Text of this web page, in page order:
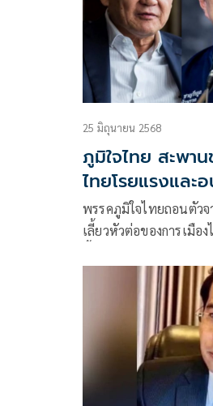
25 มิถุนายน 2568
ภูมิใจไทย สะพา
ไทยโรยแรงและ
พรรคภูมิใจไทยถอนตัว
เลี้ยวหัวต่อของการเมือ
ต้องเตรียมรับมืออย่างจริ